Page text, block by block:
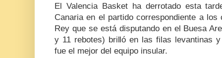
El Valencia Basket ha derrotado esta
Canaria en el partido correspondiente a
Rey que se está disputando en el Buesa
y 11 rebotes) brilló en las filas levantinas
fue el mejor del equipo insular.